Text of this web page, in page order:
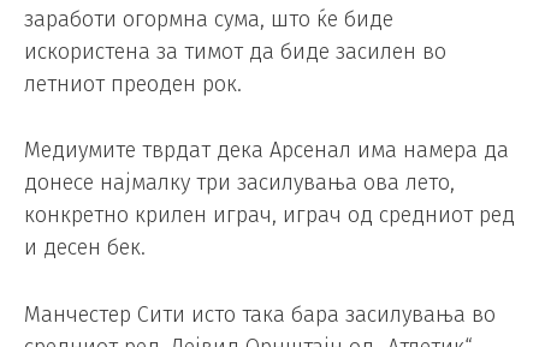
заработи огормна сума, што ќе биде
искористена за тимот да биде засилен во
летниот преоден рок.
Медиумите тврдат дека Арсенал има намера да
донесе најмалку три засилувања ова лето,
конкретно крилен играч, играч од средниот ред
и десен бек.
Манчестер Сити исто така бара засилувања во